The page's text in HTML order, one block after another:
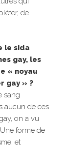
de
le sida
gay, les
« noyau
gay » ?
sang
aucun de ces
on a vu
forme de
et